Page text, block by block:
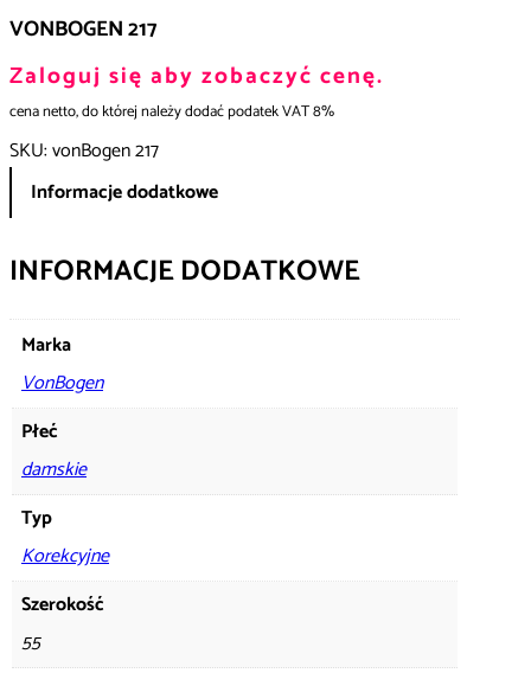
VONBOGEN 217
Zaloguj się aby zobaczyć cenę.
cena netto, do której należy dodać podatek VAT 8%
SKU:vonBogen 217
Informacje dodatkowe
INFORMACJE DODATKOWE
Marka
VonBogen
Płeć
damskie
Typ
Korekcyjne
Szerokość
55